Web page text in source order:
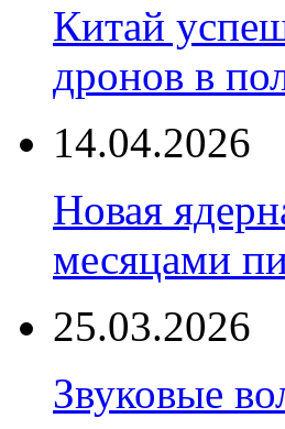
Китай
дронов в
14.04.2026
Новая
месяцами
25.03.2026
Звуковые